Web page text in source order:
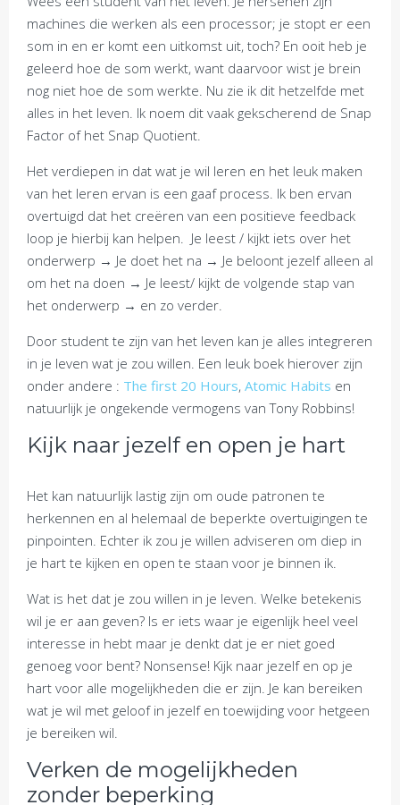
machines die werken als een processor; je stopt er een
som in en er komt een uitkomst uit, toch? En ooit heb je
geleerd hoe de som werkt, want daarvoor wist je brein
nog niet hoe de som werkte. Nu zie ik dit hetzelfde met
alles in het leven. Ik noem dit vaak gekscherend de Snap
Factor of het Snap Quotient.
Het verdiepen in dat wat je wil leren en het leuk maken
van het leren ervan is een gaaf process. Ik ben ervan
overtuigd dat het creëren van een positieve feedback
loop je hierbij kan helpen. Je leest / kijkt iets over het
onderwerp → Je doet het na → Je beloont jezelf alleen al
om het na doen → Je leest/ kijkt de volgende stap van
het onderwerp → en zo verder.
Door student te zijn van het leven kan je alles integreren
in je leven wat je zou willen. Een leuk boek hierover zijn
onder andere : The first 20 Hours, Atomic Habits en
natuurlijk je ongekende vermogens van Tony Robbins!
Kijk naar jezelf en open je hart
Het kan natuurlijk lastig zijn om oude patronen te
herkennen en al helemaal de beperkte overtuigingen te
pinpointen. Echter ik zou je willen adviseren om diep in
je hart te kijken en open te staan voor je binnen ik.
Wat is het dat je zou willen in je leven. Welke betekenis
wil je er aan geven? Is er iets waar je eigenlijk heel veel
interesse in hebt maar je denkt dat je er niet goed
genoeg voor bent? Nonsense! Kijk naar jezelf en op je
hart voor alle mogelijkheden die er zijn. Je kan bereiken
wat je wil met geloof in jezelf en toewijding voor hetgeen
je bereiken wil.
Verken de mogelijkheden
zonder beperking